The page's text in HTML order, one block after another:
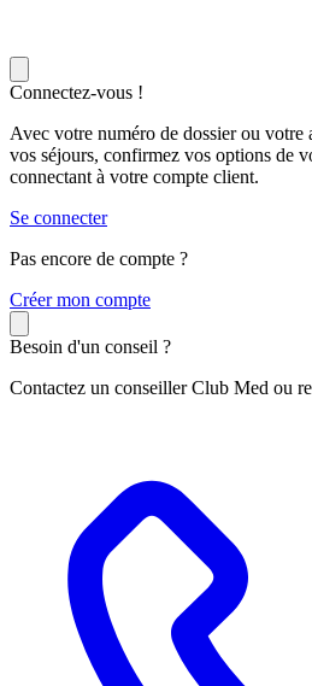
Connectez-vous !
Avec votre numéro de dossier ou votre
vos séjours, confirmez vos options de
connectant à votre compte client.
Se connecter
Pas encore de compte ?
Créer mon compte
Besoin d'un conseil ?
Contactez un conseiller Club Med ou